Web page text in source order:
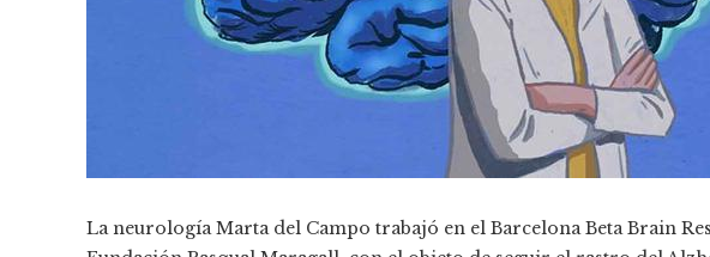
La neurología Marta del Campo trabajó en el Barcelona Beta Brain